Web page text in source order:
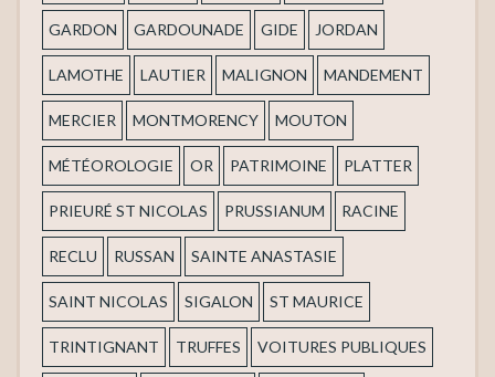
GARDON GARDOUNADE GIDE JORDAN
LAMOTHE LAUTIER MALIGNON MANDEMENT
MERCIER MONTMORENCY MOUTON
MÉTÉOROLOGIE OR PATRIMOINE PLATTER
PRIEURÉ ST NICOLAS PRUSSIANUM RACINE
RECLU RUSSAN SAINTE ANASTASIE
SAINT NICOLAS SIGALON ST MAURICE
TRINTIGNANT TRUFFES VOITURES PUBLIQUES